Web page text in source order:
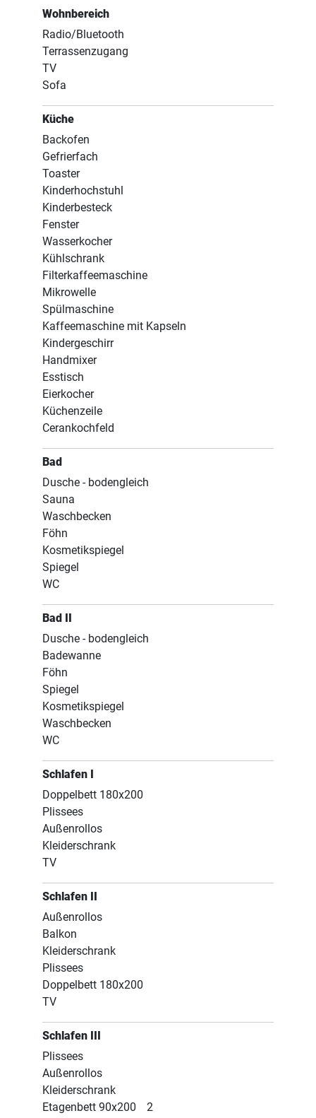
Wohnbereich
Radio/Bluetooth
Terrassenzugang
TV
Sofa
Küche
Backofen
Gefrierfach
Toaster
Kinderhochstuhl
Kinderbesteck
Fenster
Wasserkocher
Kühlschrank
Filterkaffeemaschine
Mikrowelle
Spülmaschine
Kaffeemaschine mit Kapseln
Kindergeschirr
Handmixer
Esstisch
Eierkocher
Küchenzeile
Cerankochfeld
Bad
Dusche - bodengleich
Sauna
Waschbecken
Föhn
Kosmetikspiegel
Spiegel
WC
Bad II
Dusche - bodengleich
Badewanne
Föhn
Spiegel
Kosmetikspiegel
Waschbecken
WC
Schlafen I
Doppelbett 180x200
Plissees
Außenrollos
Kleiderschrank
TV
Schlafen II
Außenrollos
Balkon
Kleiderschrank
Plissees
Doppelbett 180x200
TV
Schlafen III
Plissees
Außenrollos
Kleiderschrank
Etagenbett 90x200
2